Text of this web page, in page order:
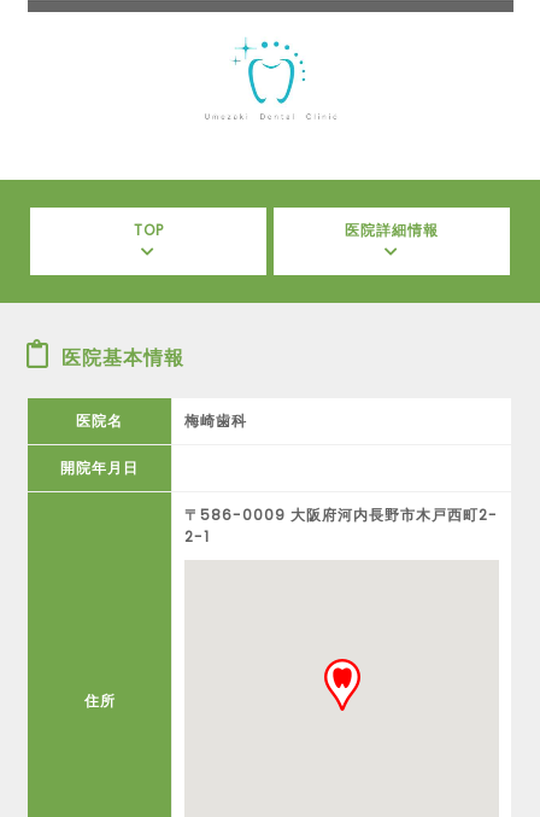
TOP 医院詳細情報
医院基本情報
医院名 梅崎歯科
開院年月日
住所
〒586-0009 大阪府河内長野市木戸西町2-
2-1